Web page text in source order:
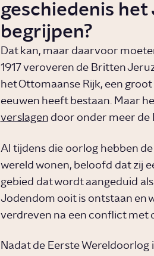
geschiedenis het
begrijpen?
Dat kan, maar daarvoor
1917 veroveren de Britten
het Ottomaanse Rijk, een
eeuwen heeft bestaan. Maar
verslagendoor onder meer de
Al tijdens die oorlog hebben
wereld wonen, beloofd dat zij
gebied dat wordt aangeduid
Jodendom ooit is ontstaan en
verdreven na een conflict met
Nadat de Eerste Wereldoorlog